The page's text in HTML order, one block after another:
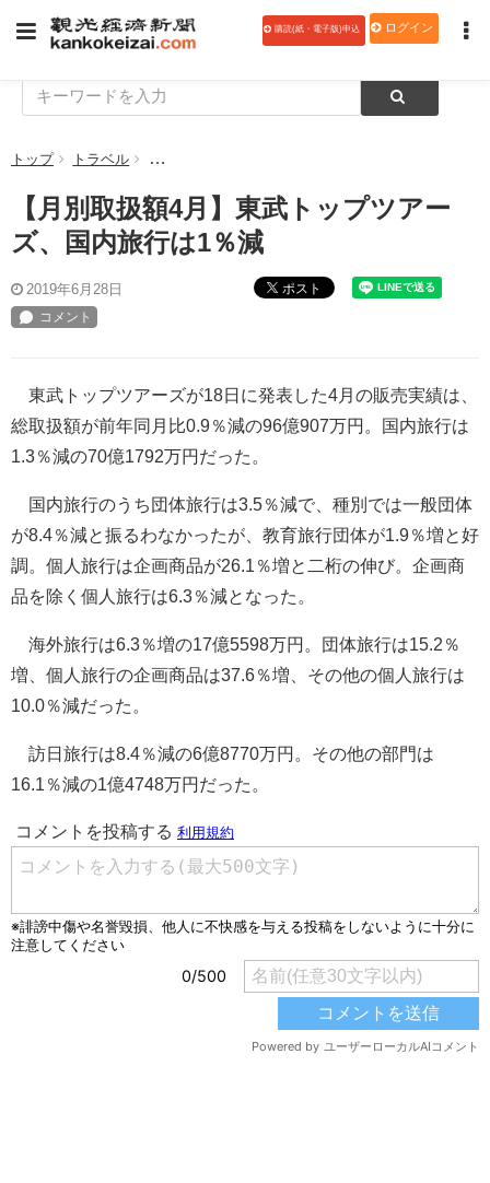
購読(紙・電子版)申込 ログイン
トップ トラベル 【月別取扱額4月】東武トップツアーズ、国内旅行は
【月別取扱額4月】東武トップツアー
ズ、国内旅行は1％減
2019年6月28日 ポスト
東武トップツアーズが18日に発表した4月の販売実績は、
総取扱額が前年同月比0.9％減の96億907万円。国内旅行は
1.3％減の70億1792万円だった。
国内旅行のうち団体旅行は3.5％減で、種別では一般団体
が8.4％減と振るわなかったが、教育旅行団体が1.9％増と好
調。個人旅行は企画商品が26.1％増と二桁の伸び。企画商
品を除く個人旅行は6.3％減となった。
海外旅行は6.3％増の17億5598万円。団体旅行は15.2％
増、個人旅行の企画商品は37.6％増、その他の個人旅行は
10.0％減だった。
訪日旅行は8.4％減の6億8770万円。その他の部門は
16.1％減の1億4748万円だった。